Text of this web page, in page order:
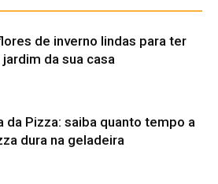
de inverno lindas para ter
jardim da sua casa
da Pizza: saiba quanto tempo a
dura na geladeira